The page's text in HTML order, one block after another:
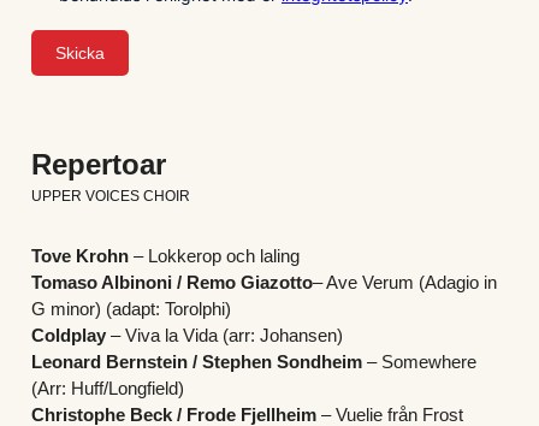
Repertoar
UPPER VOICES CHOIR
Tove Krohn – Lokkerop och laling
Tomaso Albinoni / Remo Giazotto– Ave Verum (Adagio in
G minor) (adapt: Torolphi)
Coldplay – Viva la Vida (arr: Johansen)
Leonard Bernstein / Stephen Sondheim – Somewhere
(Arr: Huff/Longfield)
Christophe Beck / Frode Fjellheim – Vuelie från Frost